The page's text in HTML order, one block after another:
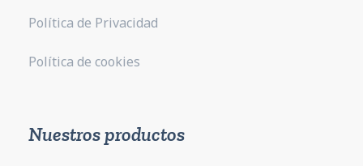
Política de Privacidad
Política de cookies
Nuestros productos